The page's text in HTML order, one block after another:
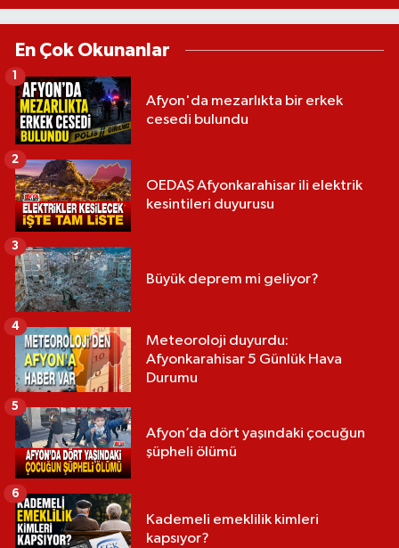
En Çok Okunanlar
Afyon'da mezarlıkta bir erkek
cesedi bulundu
1
OEDAŞ Afyonkarahisar ili elektrik
kesintileri duyurusu
2
Büyük deprem mi geliyor?
3
Meteoroloji duyurdu:
Afyonkarahisar 5 Günlük Hava
Durumu
4
Afyon’da dört yaşındaki çocuğun
şüpheli ölümü
5
Kademeli emeklilik kimleri
kapsıyor?
6